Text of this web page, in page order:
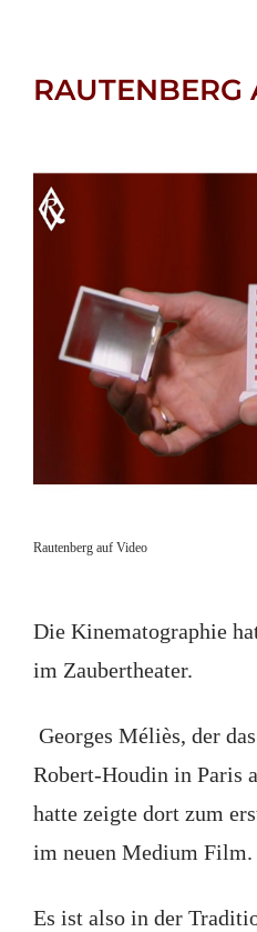
RAUTENBERG
Rautenberg auf Video
Die Kinematographie
im Zaubertheater.
Georges Méliès, der
Robert-Houdin in Paris
hatte zeigte dort zum
im neuen Medium Film.
Es ist also in der